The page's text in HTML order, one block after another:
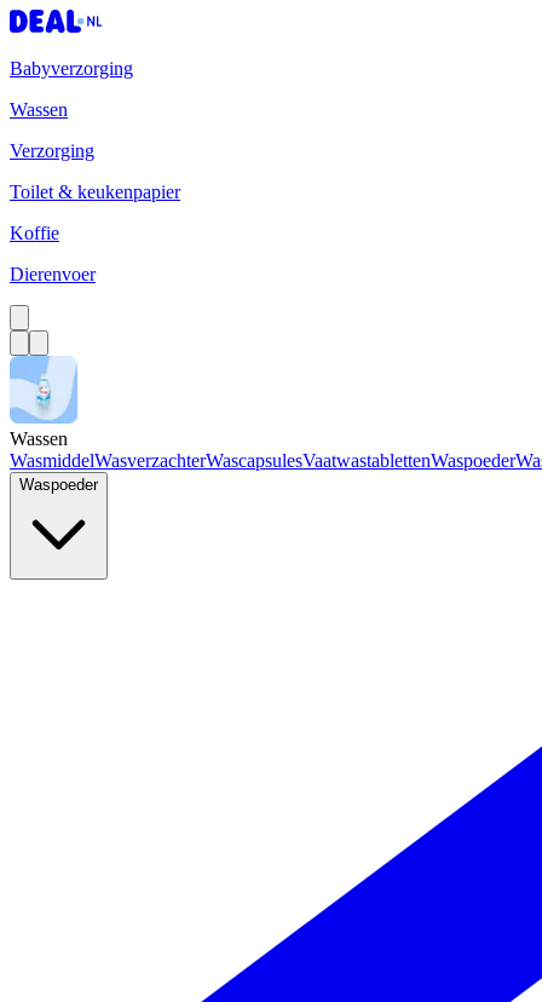
Babyverzorging
Wassen
Verzorging
Toilet & keukenpapier
Koffie
Dierenvoer
Wassen
WasmiddelWasverzachterWascapsulesVaatwastablettenWaspoeder
Waspoeder